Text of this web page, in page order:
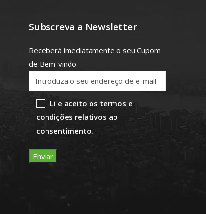
Subscreva a Newsletter
Receberá imediatamente o seu Cupom
de Bem-vindo
Li e aceito os termos e
condições relativos ao
consentimento.